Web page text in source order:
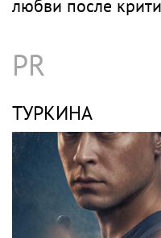
любви после
PR
ТУРКИНА